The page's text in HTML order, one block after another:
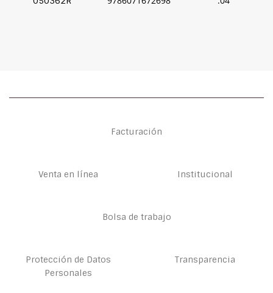
Facturación
Venta en línea Institucional
Bolsa de trabajo
Protección de Datos
Personales
Transparencia